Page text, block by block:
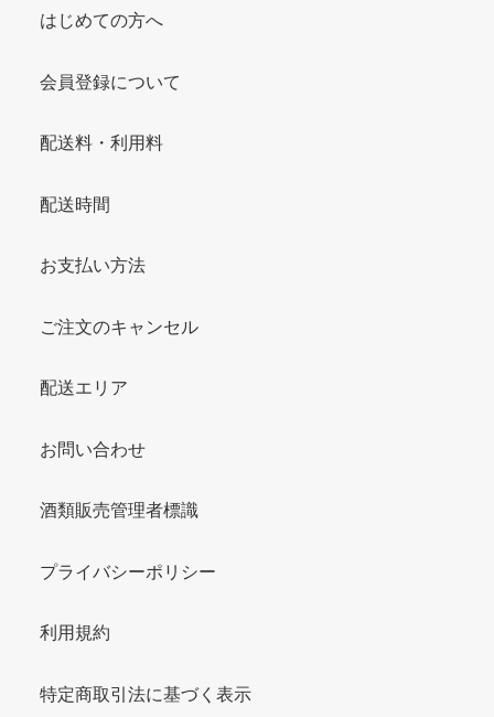
はじめての方へ
会員登録について
配送料・利用料
配送時間
お支払い方法
ご注文のキャンセル
配送エリア
お問い合わせ
酒類販売管理者標識
プライバシーポリシー
利用規約
特定商取引法に基づく表示